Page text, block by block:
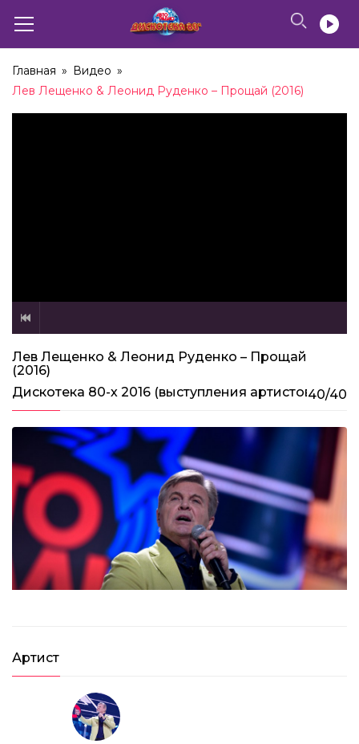
Главная » Видео »
Лев Лещенко & Леонид Руденко – Прощай (2016)
Лев Лещенко & Леонид Руденко – Прощай
(2016)
Дискотека 80-х 2016 (выступления артистов)40/40
03:35
Secret Service – L.A. Goodbye (2016)
C.C.Catch – Anniversary Megamix (2016)
Артист